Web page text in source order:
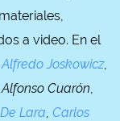
a video. En el
Alfredo Joskowicz,
Alfonso Cuarón,
Lara, Carlos